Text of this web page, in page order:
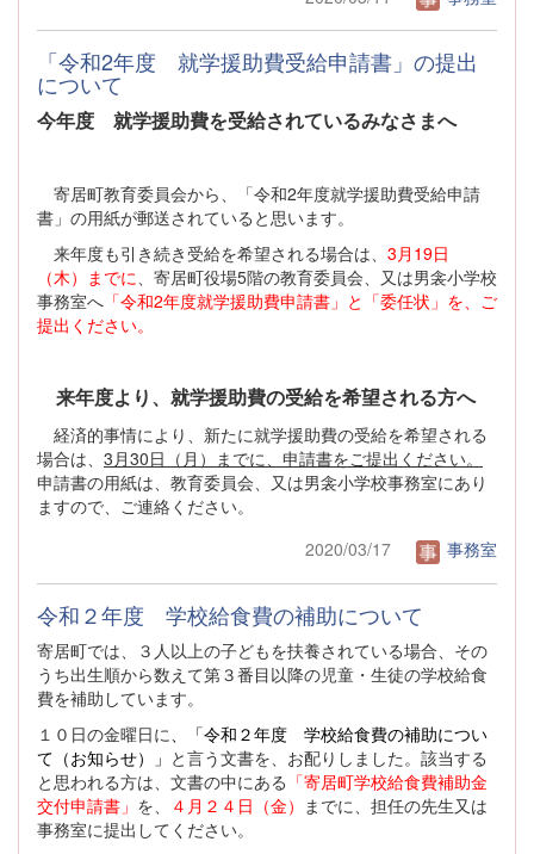
「令和2年度 就学援助費受給申請書」の提出
について
今年度 就学援助費を受給されているみなさまへ
寄居町教育委員会から、「令和2年度就学援助費受給申請
書」の用紙が郵送されていると思います。
来年度も引き続き受給を希望される場合は、 3月19日
（木）までに、寄居町役場5階の教育委員会、又は男衾小学校
事務室へ 「令和2年度就学援助費申請書」と「委任状」を、ご
提出ください。
来年度より、就学援助費の受給を希望される方へ
経済的事情により、新たに就学援助費の受給を希望される
場合は、 3月30日（月）までに、申請書をご提出ください。
申請書の用紙は、教育委員会、又は男衾小学校事務室にあり
ますので、ご連絡ください。
2020/03/17
事務室
令和２年度 学校給食費の補助について
寄居町では、３人以上の子どもを扶養されている場合、その
うち出生順から数えて第３番目以降の児童・生徒の学校給食
費を補助しています。
１０日の金曜日に 、「令和２年度 学校給食費の補助につい
て（お知らせ）」 と言う文書を、お配りしました。該当する
と思われる方は、文書の中にある 「寄居町学校給食費補助金
交付申請書」 を、 ４月２４日（金） までに、担任の先生又は
事務室に提出してください。